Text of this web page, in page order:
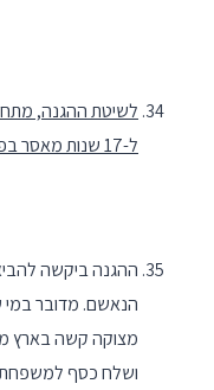
ל-17 שנות מאסר בפועל
ההגנה ביקשה
מצוקה קשה בארץ
ושלח כסף